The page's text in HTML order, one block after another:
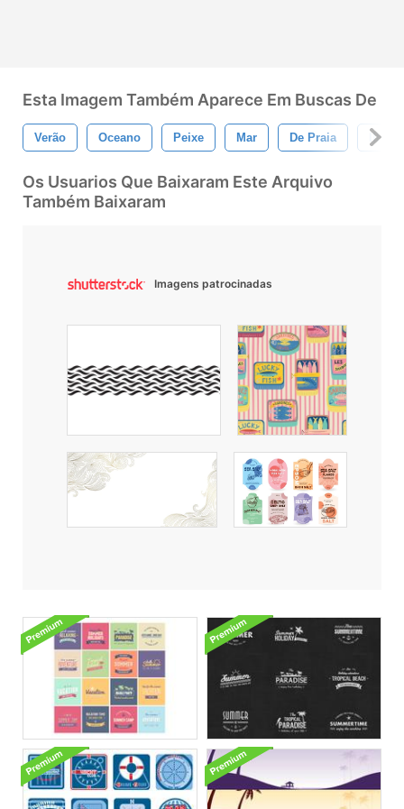
Esta Imagem Também Aparece Em Buscas De
Verão Oceano Peixe Mar De Praia Ilha
Os Usuarios Que Baixaram Este Arquivo
Também Baixaram
Imagens patrocinadas